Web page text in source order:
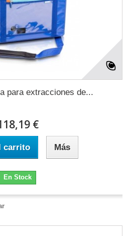
para extracciones de...
€
carrito Más
En Stock